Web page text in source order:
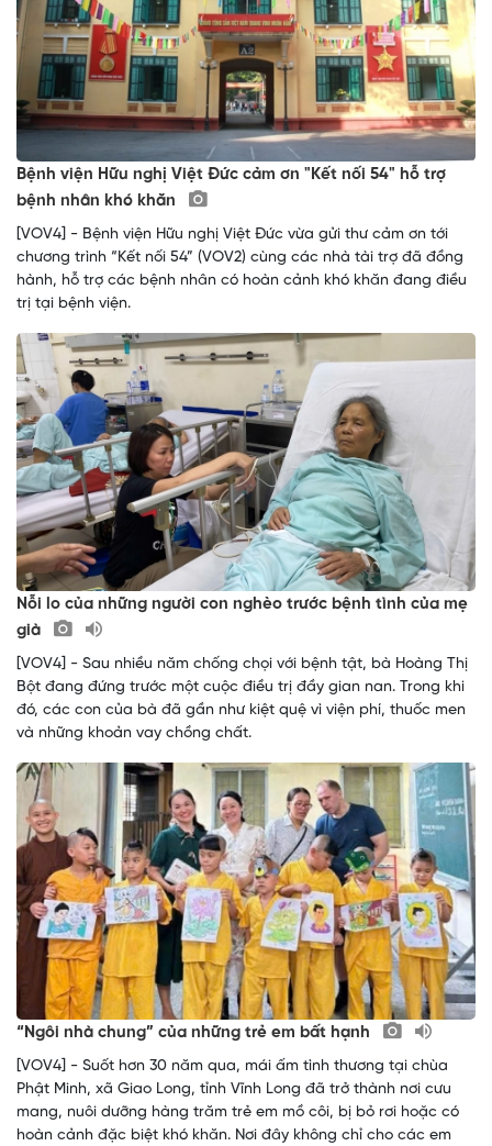
Bệnh viện Hữu nghị Việt Đức cảm ơn "Kết nối 54" hỗ trợ
bệnh nhân khó khăn
[VOV4] - Bệnh viện Hữu nghị Việt Đức vừa gửi thư cảm ơn tới
chương trình “Kết nối 54” (VOV2) cùng các nhà tài trợ đã đồng
hành, hỗ trợ các bệnh nhân có hoàn cảnh khó khăn đang điều
trị tại bệnh viện.
Nỗi lo của những người con nghèo trước bệnh tình của mẹ
già
[VOV4] - Sau nhiều năm chống chọi với bệnh tật, bà Hoàng Thị
Bột đang đứng trước một cuộc điều trị đầy gian nan. Trong khi
đó, các con của bà đã gần như kiệt quệ vì viện phí, thuốc men
và những khoản vay chồng chất.
“Ngôi nhà chung” của những trẻ em bất hạnh
[VOV4] - Suốt hơn 30 năm qua, mái ấm tình thương tại chùa
Phật Minh, xã Giao Long, tỉnh Vĩnh Long đã trở thành nơi cưu
mang, nuôi dưỡng hàng trăm trẻ em mồ côi, bị bỏ rơi hoặc có
hoàn cảnh đặc biệt khó khăn. Nơi đây không chỉ cho các em